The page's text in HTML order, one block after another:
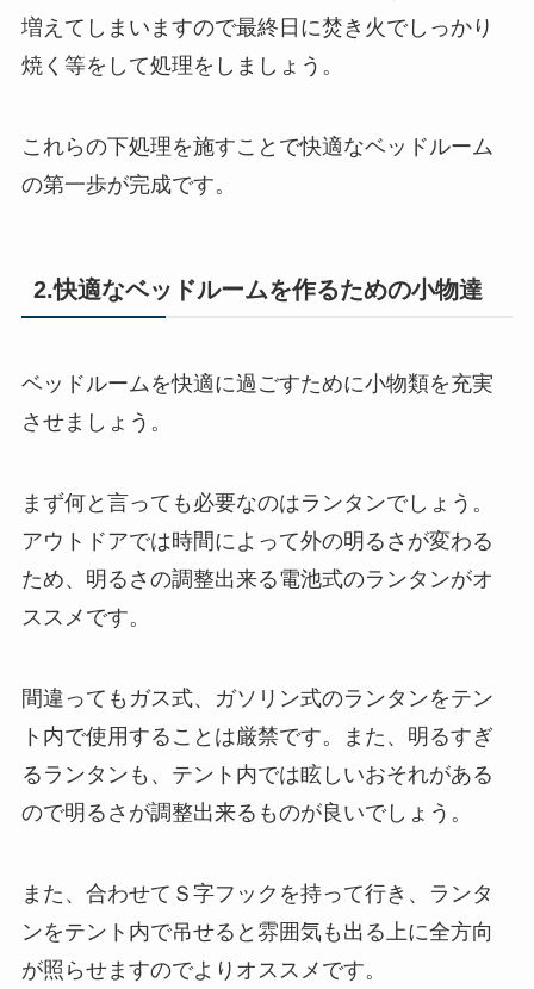
増えてしまいますので最終日に焚き火でしっかり
焼く等をして処理をしましょう。
これらの下処理を施すことで快適なベッドルーム
の第一歩が完成です。
2.快適なベッドルームを作るための小物達
ベッドルームを快適に過ごすために小物類を充実
させましょう。
まず何と言っても必要なのはランタンでしょう。
アウトドアでは時間によって外の明るさが変わる
ため、明るさの調整出来る電池式のランタンがオ
ススメです。
間違ってもガス式、ガソリン式のランタンをテン
ト内で使用することは厳禁です。また、明るすぎ
るランタンも、テント内では眩しいおそれがある
ので明るさが調整出来るものが良いでしょう。
また、合わせてＳ字フックを持って行き、ランタ
ンをテント内で吊せると雰囲気も出る上に全方向
が照らせますのでよりオススメです。